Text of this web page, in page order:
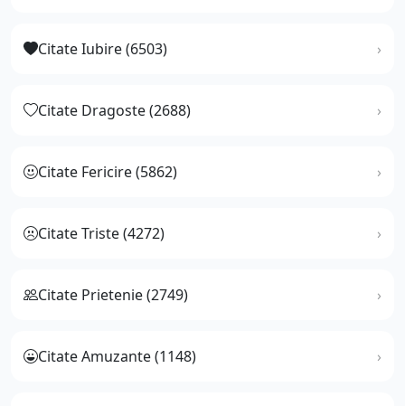
Citate Iubire (6503)
Citate Dragoste (2688)
Citate Fericire (5862)
Citate Triste (4272)
Citate Prietenie (2749)
Citate Amuzante (1148)